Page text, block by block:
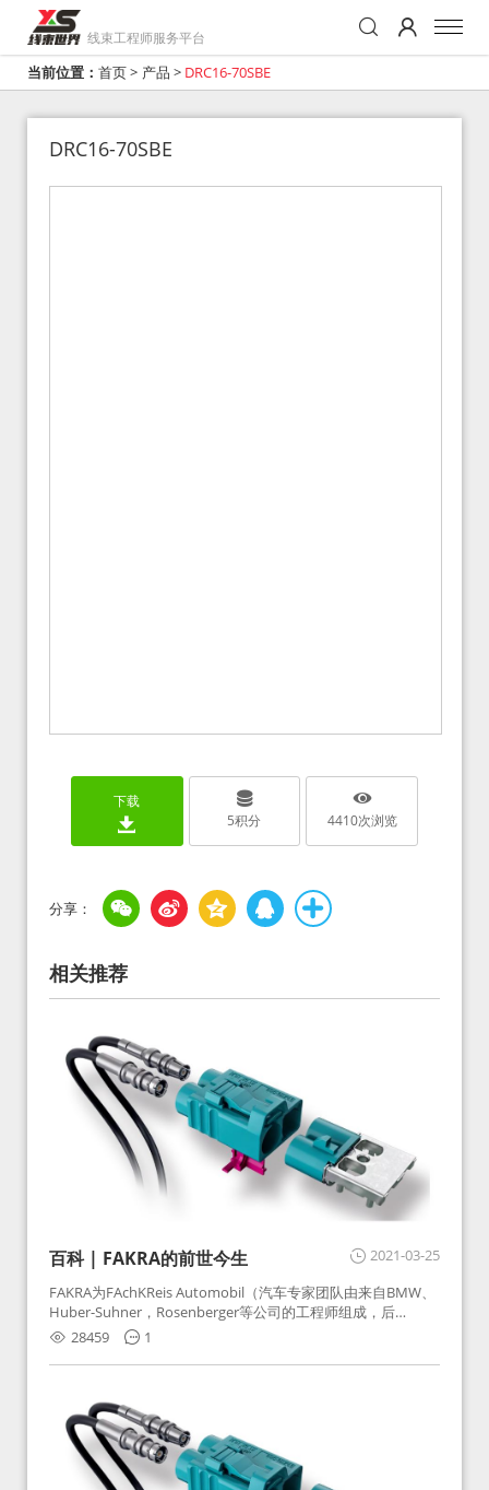
线束工程师服务平台
当前位置： 首页> 产品 > DRC16-70SBE
DRC16-70SBE
下载
5积分 4410次浏览
相关推荐
2021-03-25
百科 | FAKRA的前世今生
FAKRA为FAchKReis Automobil（汽车专家团队由来自BMW、
Huber-Suhner，Rosenberger等公司的工程师组成，后
Huber-Suhner相关连接器业务及技术在2010年并入
Rosenberger）缩写。起初为BMW需求用于车载收音机天线连
接，如今FAKRA已成为汽车行业通用标准的射频连接器，被业
28459 1